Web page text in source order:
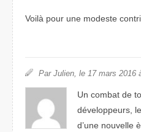
Voilà pour une modeste
Par Julien, le 17 mars 2016
Un combat de
développeurs,
d’une nouvelle